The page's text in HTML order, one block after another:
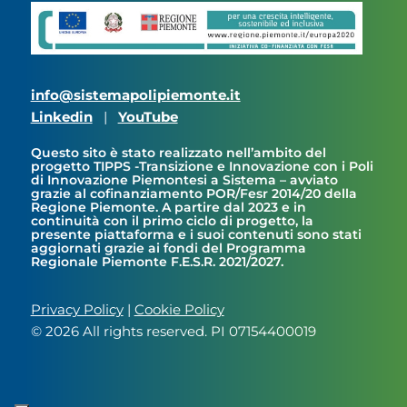
info@sistemapolipiemonte.it
Linkedin
| YouTube
Questo sito è stato realizzato nell’ambito del
progetto TIPPS -Transizione e Innovazione con i Poli
di Innovazione Piemontesi a Sistema – avviato
grazie al cofinanziamento POR/Fesr 2014/20 della
Regione Piemonte. A partire dal 2023 e in
continuità con il primo ciclo di progetto, la
presente piattaforma e i suoi contenuti sono stati
aggiornati grazie ai fondi del Programma
Regionale Piemonte F.E.S.R. 2021/2027.
Privacy Policy| Cookie Policy
© 2026 All rights reserved. PI 07154400019